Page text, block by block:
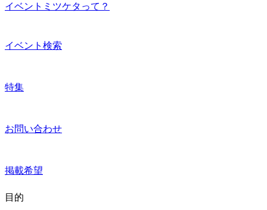
イベントミツケタって？
イベント検索
特集
お問い合わせ
掲載希望
目的